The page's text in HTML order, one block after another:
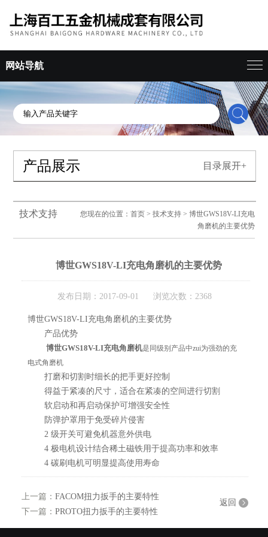
网站导航
产品展示 目录展开+
技术支持 您现在的位置： 首页> 技术支持> 博世GWS18V-LI充电
角磨机的主要优势
博世GWS18V-LI充电角磨机的主要优势
发布日期：2017-09-01 浏览次数：2368
博世GWS18V-LI充电角磨机的主要优势
产品优势
博世GWS18V-LI充电角磨机是同级别产品中zui为强劲的充
电式角磨机
打磨和切割时细长的把手更好控制
得益于紧凑的尺寸，适合在紧凑的空间进行切割
软启动和再启动保护可增强安全性
防弹护罩用于免受碎片侵害
2 级开关可避免机器意外供电
4 极电机设计结合稀土磁铁用于提高功率和效率
4 碳刷电机可明显提高使用寿命
上一篇： FACOM扭力扳手的主要特性
下一篇： PROTO扭力扳手的主要特性
返回